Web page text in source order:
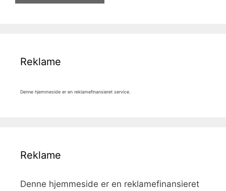
Reklame
Denne hjemmeside er en reklamefinansieret service.
Reklame
Denne hjemmeside er en reklamefinansieret